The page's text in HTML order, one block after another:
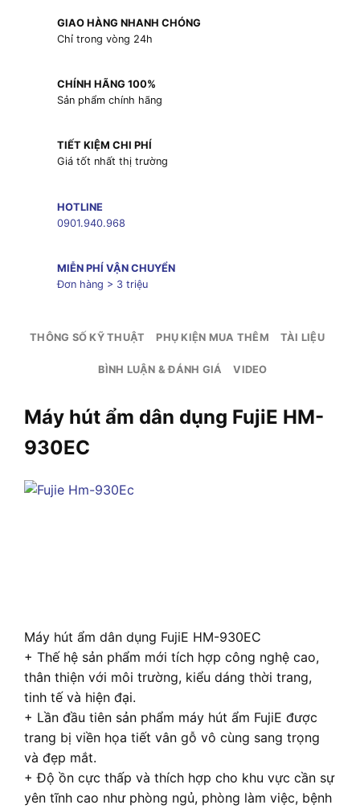
GIAO HÀNG NHANH CHÓNG
Chỉ trong vòng 24h
CHÍNH HÃNG 100%
Sản phẩm chính hãng
TIẾT KIỆM CHI PHÍ
Giá tốt nhất thị trường
HOTLINE
0901.940.968
MIỄN PHÍ VẬN CHUYỂN
Đơn hàng > 3 triệu
THÔNG SỐ KỸ THUẬT PHỤ KIỆN MUA THÊM TÀI LIỆU
BÌNH LUẬN & ĐÁNH GIÁ VIDEO
Máy hút ẩm dân dụng FujiE HM-
930EC
Máy hút ẩm dân dụng FujiE HM-930EC
+ Thế hệ sản phẩm mới tích hợp công nghệ cao,
thân thiện với môi trường, kiểu dáng thời trang,
tinh tế và hiện đại.
+ Lần đầu tiên sản phẩm máy hút ẩm FujiE được
trang bị viền họa tiết vân gỗ vô cùng sang trọng
và đẹp mắt.
+ Độ ồn cực thấp và thích hợp cho khu vực cần sự
yên tĩnh cao như phòng ngủ, phòng làm việc, bệnh